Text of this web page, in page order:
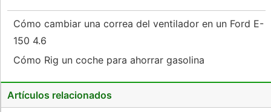
Cómo cambiar una correa del ventilador en un Ford E-
150 4.6
Cómo Rig un coche para ahorrar gasolina
Artículos relacionados